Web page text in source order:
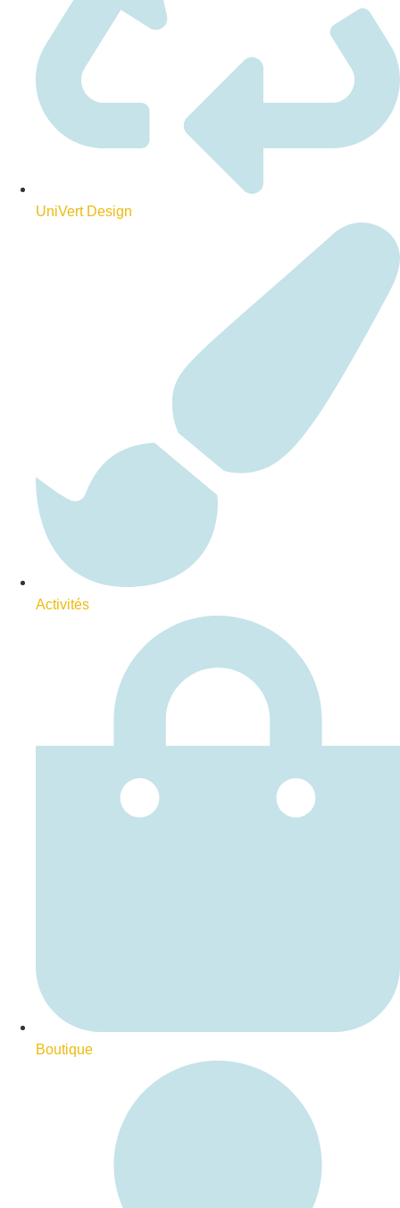
UniVert Design
Activités
Boutique